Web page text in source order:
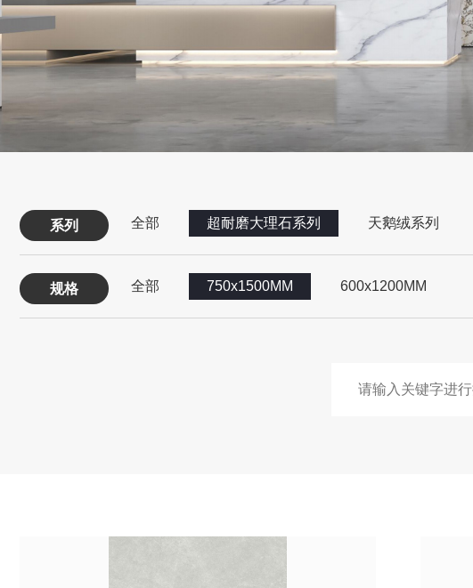
系列 全部 超耐磨大理石系列 天鹅绒系列
规格 全部 750x1500MM 600x1200MM